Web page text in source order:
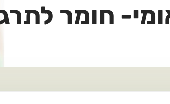
חומר